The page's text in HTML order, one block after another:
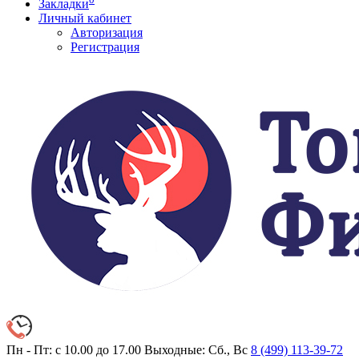
Закладки
Личный кабинет
Авторизация
Регистрация
Пн - Пт: с 10.00 до 17.00 Выходные: Сб., Вс 8 (499) 113-39-72